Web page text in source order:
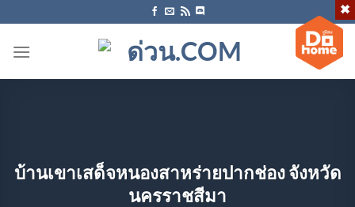
ไป
บ้านเขาเสด็จหนองสาหร่ายปากช่อง จังหวัด
นครราชสีมา